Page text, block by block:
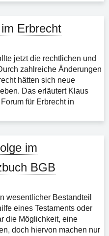
Erbrecht
jetzt die rechtlichen und
zahlreiche Änderungen
hätten sich neue
Das erläutert Klaus
für Erbrecht in
im
BGB
wesentlicher Bestandteil
eines Testaments oder
die Möglichkeit, eine
doch hiervon machen nur